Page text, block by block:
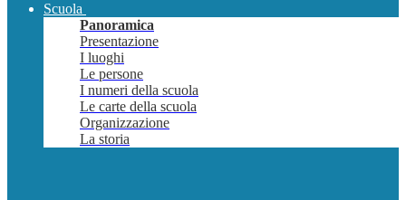
Scuola
Panoramica
Presentazione
I luoghi
Le persone
I numeri della scuola
Le carte della scuola
Organizzazione
La storia